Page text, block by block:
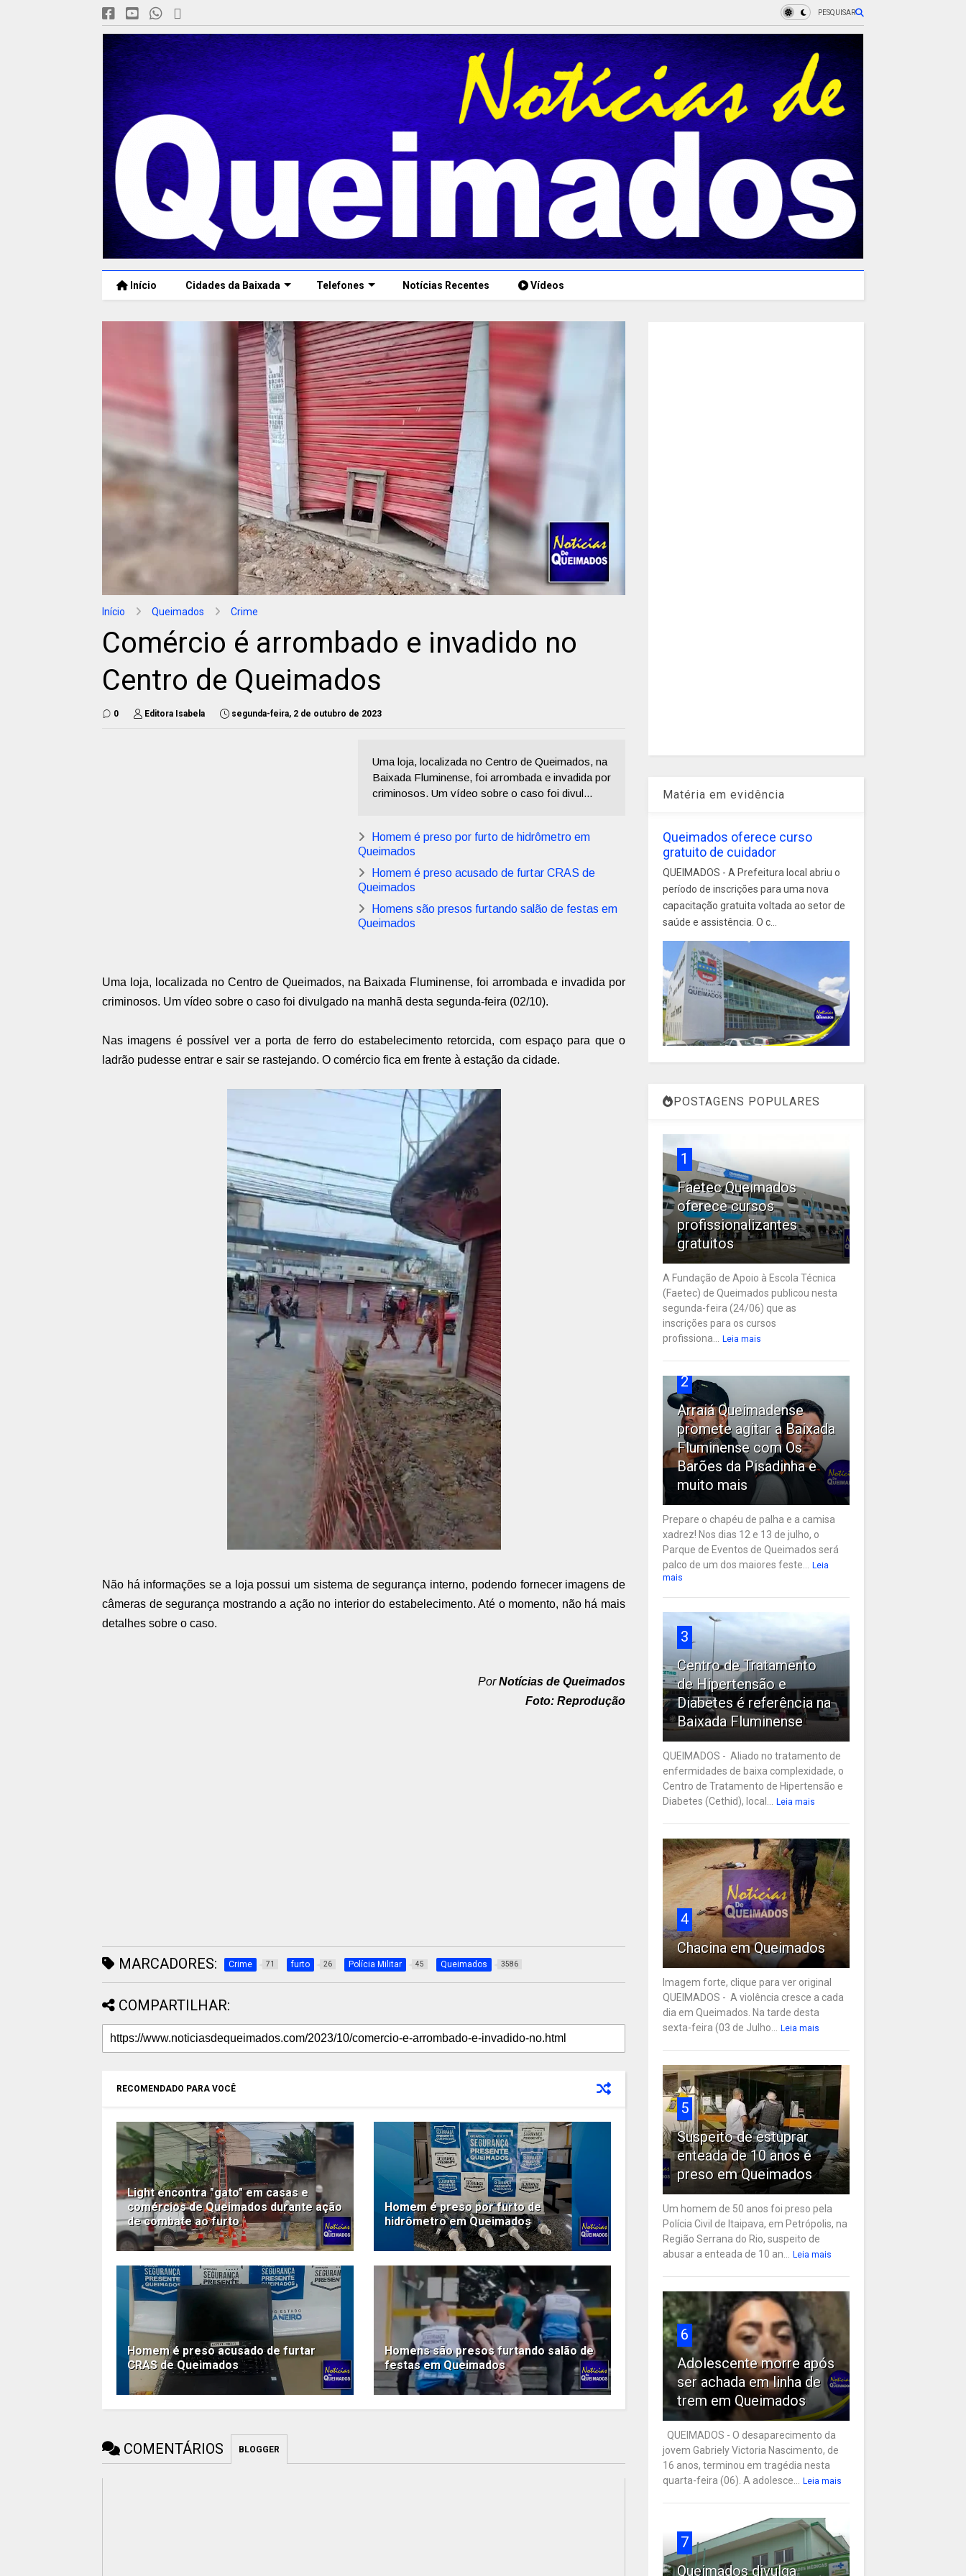
PESQUISAR
Início Cidades da Baixada Telefones Notícias Recentes Vídeos
Início Queimados Crime
Comércio é arrombado e invadido no
Centro de Queimados
0 Editora Isabela segunda-feira, 2 de outubro de 2023
Uma loja, localizada no Centro de Queimados, na
Baixada Fluminense, foi arrombada e invadida por
criminosos. Um vídeo sobre o caso foi divul...
Homem é preso por furto de hidrômetro em
Queimados
Homem é preso acusado de furtar CRAS de
Queimados
Homens são presos furtando salão de festas em
Queimados
Uma loja, localizada no Centro de Queimados, na Baixada Fluminense, foi arrombada e invadida por
criminosos. Um vídeo sobre o caso foi divulgado na manhã desta segunda-feira (02/10).
Nas imagens é possível ver a porta de ferro do estabelecimento retorcida, com espaço para que o
ladrão pudesse entrar e sair se rastejando. O comércio fica em frente à estação da cidade.
Não há informações se a loja possui um sistema de segurança interno, podendo fornecer imagens de
câmeras de segurança mostrando a ação no interior do estabelecimento. Até o momento, não há mais
detalhes sobre o caso.
PorNotícias de Queimados
Foto: Reprodução
MARCADORES: Crime 71 furto 26 Polícia Militar 45 Queimados 3586
COMPARTILHAR:
RECOMENDADO PARA VOCÊ
Light encontra "gato" em casas e
comércios de Queimados durante ação
de combate ao furto
Homem é preso por furto de
hidrômetro em Queimados
Homem é preso acusado de furtar
CRAS de Queimados
Homens são presos furtando salão de
festas em Queimados
COMENTÁRIOS BLOGGER
Matéria em evidência
Queimados oferece curso
gratuito de cuidador
QUEIMADOS - A Prefeitura local abriu o
período de inscrições para uma nova
capacitação gratuita voltada ao setor de
saúde e assistência. O c...
POSTAGENS POPULARES
1
Faetec Queimados
oferece cursos
profissionalizantes
gratuitos
A Fundação de Apoio à Escola Técnica
(Faetec) de Queimados publicou nesta
segunda-feira (24/06) que as
inscrições para os cursos
profissiona...
Leia mais
2
Arraiá Queimadense
promete agitar a Baixada
Fluminense com Os
Barões da Pisadinha e
muito mais
Prepare o chapéu de palha e a camisa
xadrez! Nos dias 12 e 13 de julho, o
Parque de Eventos de Queimados será
palco de um dos maiores feste...
Leia
mais
3
Centro de Tratamento
de Hipertensão e
Diabetes é referência na
Baixada Fluminense
QUEIMADOS - Aliado no tratamento de
enfermidades de baixa complexidade, o
Centro de Tratamento de Hipertensão e
Diabetes (Cethid), local...
Leia mais
4
Chacina em Queimados
Imagem forte, clique para ver original
QUEIMADOS - A violência cresce a cada
dia em Queimados. Na tarde desta
sexta-feira (03 de Julho...
Leia mais
5
Suspeito de estuprar
enteada de 10 anos é
preso em Queimados
Um homem de 50 anos foi preso pela
Polícia Civil de Itaipava, em Petrópolis, na
Região Serrana do Rio, suspeito de
abusar a enteada de 10 an...
Leia mais
6
Adolescente morre após
ser achada em linha de
trem em Queimados
QUEIMADOS - O desaparecimento da
jovem Gabriely Victoria Nascimento, de
16 anos, terminou em tragédia nesta
quarta-feira (06). A adolesce...
Leia mais
7
Queimados divulga